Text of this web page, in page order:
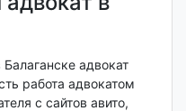
адвокат
работа адвокатом
с сайтов авито,